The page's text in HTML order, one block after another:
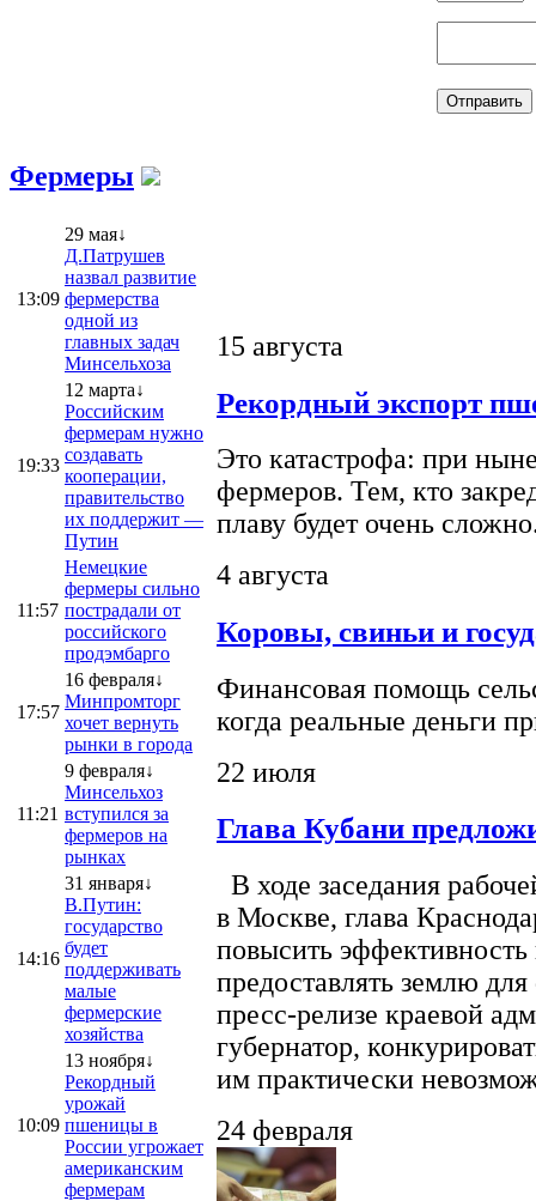
Фермеры
13:09
29 мая↓
Д.Патрушев
назвал развитие
фермерства
одной из
главных задач
Минсельхоза
19:33
12 марта↓
Российским
фермерам нужно
создавать
кооперации,
правительство
их поддержит —
Путин
11:57
Немецкие
фермеры сильно
пострадали от
российского
продэмбарго
17:57
16 февраля↓
Минпромторг
хочет вернуть
рынки в города
11:21
9 февраля↓
Минсельхоз
вступился за
фермеров на
рынках
14:16
31 января↓
В.Путин:
государство
будет
поддерживать
малые
фермерские
хозяйства
10:09
13 ноября↓
Рекордный
урожай
пшеницы в
России угрожает
американским
фермерам
15 августа
Рекордный экспорт
Это катастрофа: при
фермеров. Тем, кто
плаву будет очень
4 августа
Коровы, свиньи и
Финансовая помощь
когда реальные деньги
22 июля
Глава Кубани
В ходе заседания
в Москве, глава
повысить эффективность
предоставлять землю
пресс-релизе краевой
губернатор,
им практически
24 февраля